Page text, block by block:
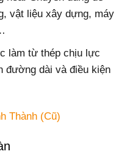
vật liệu xây dựng, máy
làm từ thép chịu lực
đường dài và điều kiện
Thành (Cũ)